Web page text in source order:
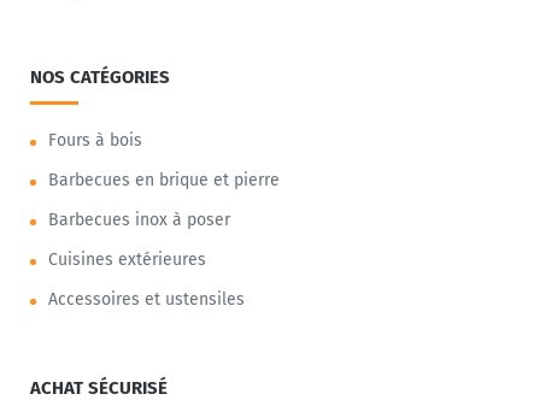
NOS CATÉGORIES
Fours à bois
Barbecues en brique et pierre
Barbecues inox à poser
Cuisines extérieures
Accessoires et ustensiles
ACHAT SÉCURISÉ